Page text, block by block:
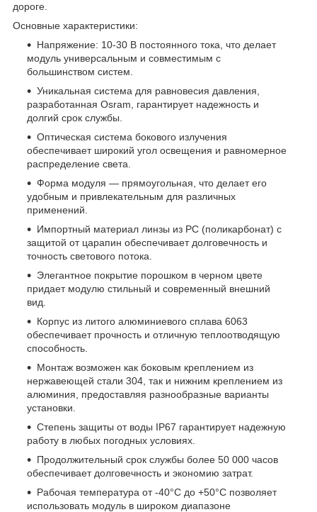
дороге.
Основные характеристики:
Напряжение: 10-30 В постоянного тока, что делает
модуль универсальным и совместимым с
большинством систем.
Уникальная система для равновесия давления,
разработанная Osram, гарантирует надежность и
долгий срок службы.
Оптическая система бокового излучения
обеспечивает широкий угол освещения и равномерное
распределение света.
Форма модуля — прямоугольная, что делает его
удобным и привлекательным для различных
применений.
Импортный материал линзы из PC (поликарбонат) с
защитой от царапин обеспечивает долговечность и
точность светового потока.
Элегантное покрытие порошком в черном цвете
придает модулю стильный и современный внешний
вид.
Корпус из литого алюминиевого сплава 6063
обеспечивает прочность и отличную теплоотводящую
способность.
Монтаж возможен как боковым креплением из
нержавеющей стали 304, так и нижним креплением из
алюминия, предоставляя разнообразные варианты
установки.
Степень защиты от воды IP67 гарантирует надежную
работу в любых погодных условиях.
Продолжительный срок службы более 50 000 часов
обеспечивает долговечность и экономию затрат.
Рабочая температура от -40°C до +50°C позволяет
использовать модуль в широком диапазоне